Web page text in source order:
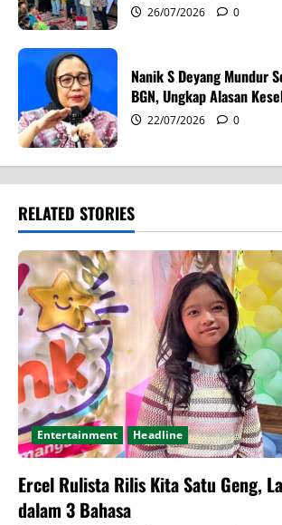
26/07/2026 0
Nanik S Deyang Mundur
BGN, Ungkap Alasan
22/07/2026 0
RELATED STORIES
Entertainment Headline
Ercel Rulista Rilis Kita Satu Geng,
dalam 3 Bahasa